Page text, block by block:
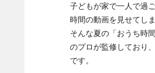
子どもが家で一人で過
時間の動画を見せてし
そんな夏の「おうち時
のプロが監修しており
です。